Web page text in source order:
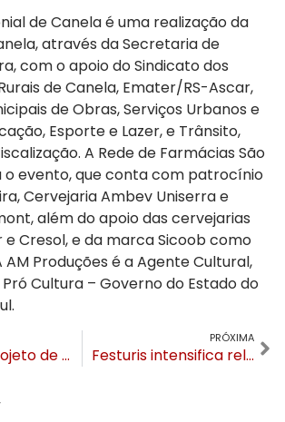
de Canela é uma realização da
através da Secretaria de
com o apoio do Sindicato dos
de Canela, Emater/RS-Ascar,
de Obras, Serviços Urbanos e
Esporte e Lazer, e Trânsito,
A Rede de Farmácias São
evento, que conta com patrocínio
Cervejaria Ambev Uniserra e
além do apoio das cervejarias
e Cresol, e da marca Sicoob como
Produções é a Agente Cultural,
Cultura – Governo do Estado do
Gramado: Projeto de Lei para Rua Coberta busca “Novo Status” para o espaço em Gramado
PRÓXIMA
Festuris intensifica relações com mercado argentino em busca de maior internacionalização